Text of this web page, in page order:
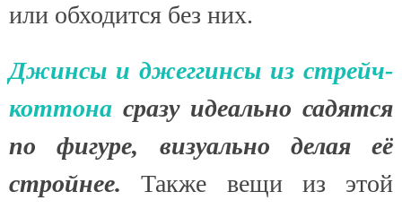
или обходится без них.
Джинсы и джеггинсы из стрейч-
коттона сразу идеально садятся
по фигуре, визуально делая её
стройнее.Также вещи из этой